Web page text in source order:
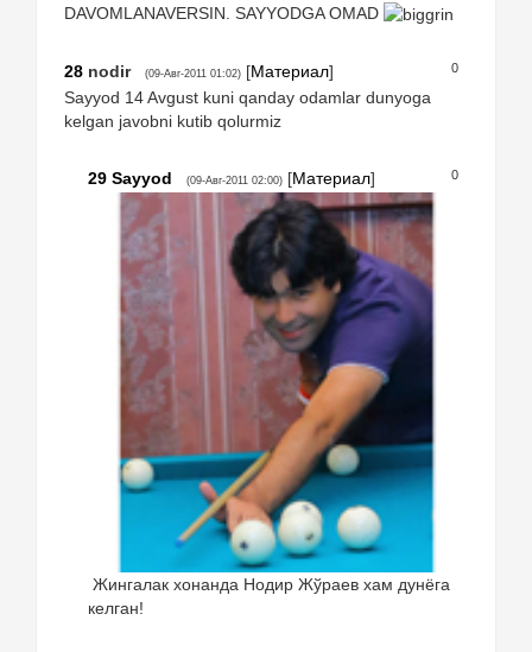
DAVOMLANAVERSIN. SAYYODGA OMAD
0
28 nodir (09-Авг-2011 01:02) [Материал]
Sayyod 14 Avgust kuni qanday odamlar dunyoga
kelgan javobni kutib qolurmiz
0
29 Sayyod (09-Авг-2011 02:00) [Материал]
Жингалак хонанда Нодир Жўраев хам дунёга
келган!